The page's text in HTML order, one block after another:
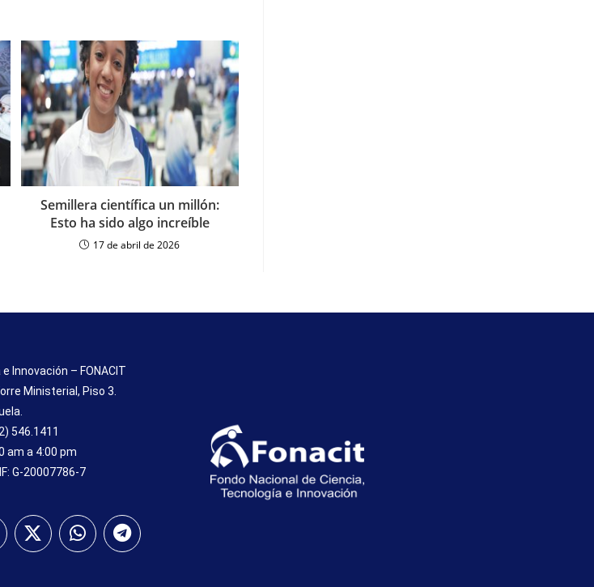
Semillera científica un millón:
Esto ha sido algo increíble
17 de abril de 2026
Innovación – FONACIT
Ministerial, Piso 3.
546.1411
am a 4:00 pm
G-20007786-7